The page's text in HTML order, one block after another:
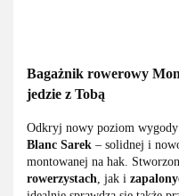
Bagażnik rowerowy
jedzie z Tobą
Odkryj nowy poziom
Blanc Sarek – solidnej i
montowanej na hak.
rowerzystach , jak i